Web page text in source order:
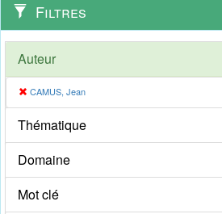
Filtres
Auteur
CAMUS, Jean
Thématique
Domaine
Mot clé